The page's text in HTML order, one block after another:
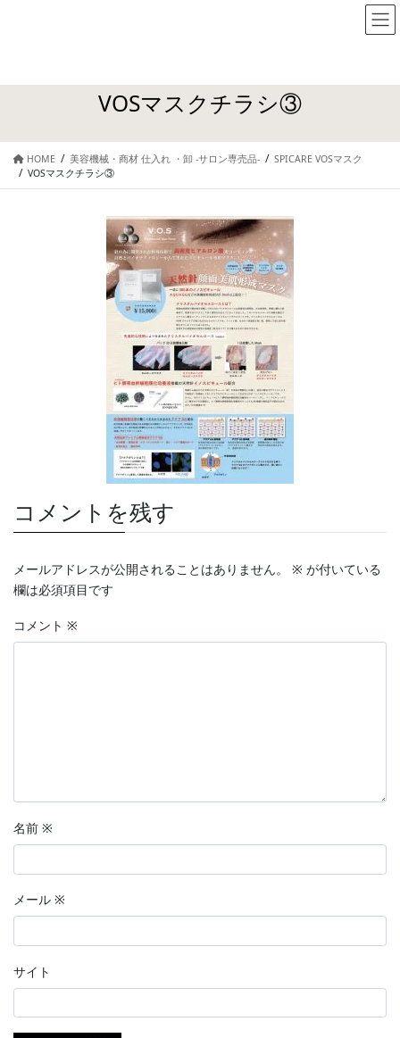
VOSマスクチラシ③
HOME 美容機械・商材 仕入れ ・卸 -サロン専売品-
SPICARE VOSマスク
VOSマスクチラシ③
コメントを残す
メールアドレスが公開されることはありません。 ※ が付いている
欄は必須項目です
コメント ※
名前 ※
メール ※
サイト